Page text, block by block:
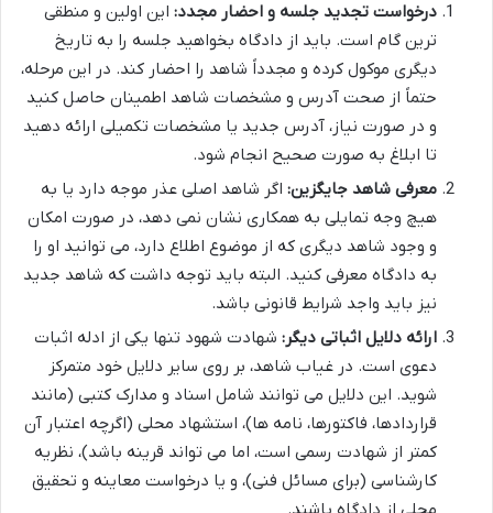
درخواست تجدید جلسه و احضار مجدد: این اولین و منطقی
ترین گام است. باید از دادگاه بخواهید جلسه را به تاریخ
دیگری موکول کرده و مجدداً شاهد را احضار کند. در این مرحله،
حتماً از صحت آدرس و مشخصات شاهد اطمینان حاصل کنید
و در صورت نیاز، آدرس جدید یا مشخصات تکمیلی ارائه دهید
تا ابلاغ به صورت صحیح انجام شود.
معرفی شاهد جایگزین: اگر شاهد اصلی عذر موجه دارد یا به
هیچ وجه تمایلی به همکاری نشان نمی دهد، در صورت امکان
و وجود شاهد دیگری که از موضوع اطلاع دارد، می توانید او را
به دادگاه معرفی کنید. البته باید توجه داشت که شاهد جدید
نیز باید واجد شرایط قانونی باشد.
ارائه دلایل اثباتی دیگر: شهادت شهود تنها یکی از ادله اثبات
دعوی است. در غیاب شاهد، بر روی سایر دلایل خود متمرکز
شوید. این دلایل می توانند شامل اسناد و مدارک کتبی (مانند
قراردادها، فاکتورها، نامه ها)، استشهاد محلی (اگرچه اعتبار آن
کمتر از شهادت رسمی است، اما می تواند قرینه باشد)، نظریه
کارشناسی (برای مسائل فنی)، و یا درخواست معاینه و تحقیق